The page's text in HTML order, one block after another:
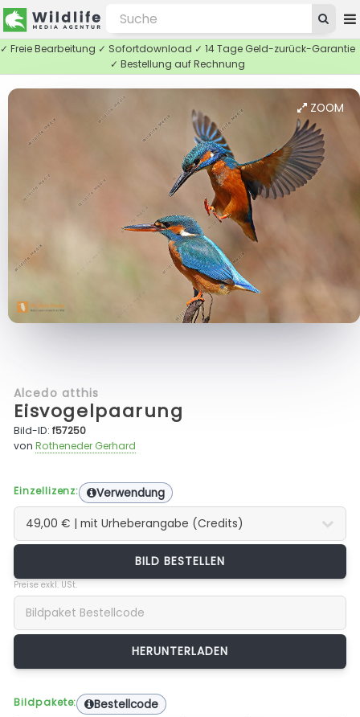
✓ Freie Bearbeitung ✓ Sofortdownload ✓ 14 Tage Geld-zurück-Garantie
✓ Bestellung auf Rechnung
ZOOM
Alcedo atthis
Eisvogelpaarung
Bild-ID:f57250
vonRotheneder Gerhard
Einzellizenz: Verwendung
BILD BESTELLEN
Preise exkl. USt.
Bildpakete: Bestellcode